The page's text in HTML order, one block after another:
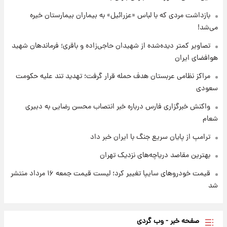
شارژ جدید کالابرگ برای سه دهک؛ جزئیات اعلام
بازداشت مردی که با لباس «عزرائیل» به بیماران بیمارستان خیره
می‌شد!
تصاویر کمتر دیده‌شده از شهیدان حاجی‌زاده و باقری؛ فرماندهان شهید
هوافضای ایران
مراکز نظامی عربستان هدف حمله قرار گرفت؛ تهدید تند علیه حکومت
سعودی
واکنش خبرگزاری فارس درباره خبر انتصاب محسن رضایی به دبیری
شعام
ترامپ از پایان سریع جنگ با ایران خبر داد
بهترین مقاصد دریاچه‌های نزدیک تهران
قیمت خودروهای سایپا تغییر کرد؛ لیست قیمت جمعه ۱۶ مرداد منتشر
شد
صفحه خبر - وب گردی